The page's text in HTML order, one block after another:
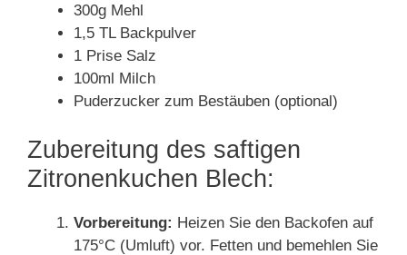
300g Mehl
1,5 TL Backpulver
1 Prise Salz
100ml Milch
Puderzucker zum Bestäuben (optional)
Zubereitung des saftigen
Zitronenkuchen Blech:
Vorbereitung: Heizen Sie den Backofen auf
175°C (Umluft) vor. Fetten und bemehlen Sie